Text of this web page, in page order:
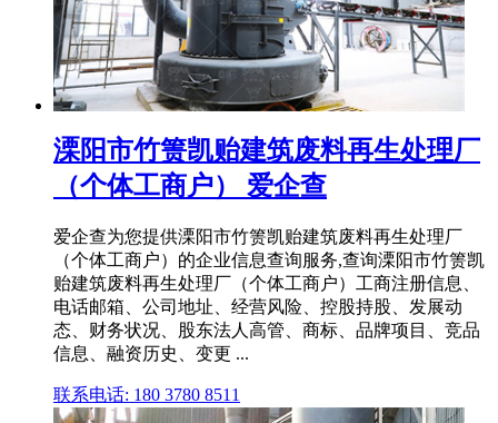
溧阳市竹箦凯贻建筑废料再生处理厂
（个体工商户） 爱企查
爱企查为您提供溧阳市竹箦凯贻建筑废料再生处理厂
（个体工商户）的企业信息查询服务,查询溧阳市竹箦凯
贻建筑废料再生处理厂（个体工商户）工商注册信息、
电话邮箱、公司地址、经营风险、控股持股、发展动
态、财务状况、股东法人高管、商标、品牌项目、竞品
信息、融资历史、变更 ...
联系电话: 180 3780 8511